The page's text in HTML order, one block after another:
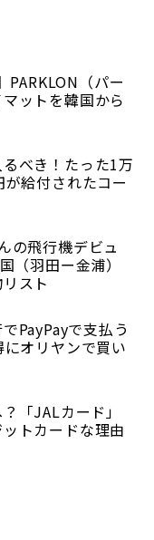
PARKLON（パー
ットを韓国から
べき！たった1万
給付されたコー
の飛行機デビュ
（羽田ー金浦）
スト
PayPayで支払う
オリヤンで買い
「JALカード」
トカードな理由